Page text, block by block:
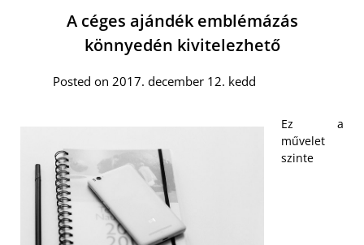
A céges ajándék emblémázás
könnyedén kivitelezhető
Posted on 2017. december 12. kedd
Ez a
művelet
szinte